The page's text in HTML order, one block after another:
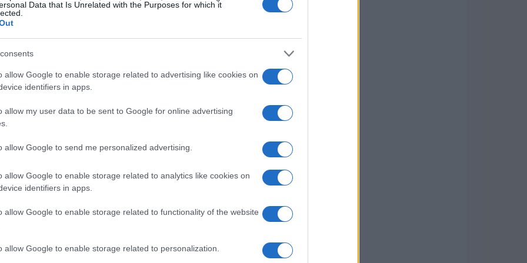
Data that Is Unrelated with the Purposes for which it
allow Google to enable storage related to advertising like cookies on
identifiers in apps.
allow my user data to be sent to Google for online advertising
allow Google to send me personalized advertising.
allow Google to enable storage related to analytics like cookies on
identifiers in apps.
allow Google to enable storage related to functionality of the website
allow Google to enable storage related to personalization.
sviluppati a partire da un modello elettrico
Car. La progettazione ha richiesto un lavoro
artigianali si sono fuse in un risultato
a mano, con un’attenzione
a zero emissioni sia acustiche che
risposta alle esigenze contemporanee, ma
in linea con i valori di responsabilità sociale
è stata la collaborazione con la
fase della realizzazione, assicurandosi che i
sicurezza richiesti per il trasporto del Santo
considerato anche le dimensioni compatte e
in spazi ristretti e in luoghi affollati. Queste
integrate per garantire l’efficienza operativa